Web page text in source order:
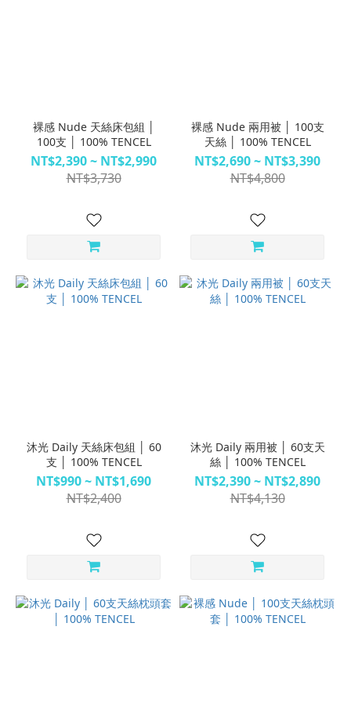
裸感 Nude 天絲床包組 │
100支 │ 100% TENCEL
NT$2,390 ~ NT$2,990
NT$3,730
裸感 Nude 兩用被 │ 100支
天絲 │ 100% TENCEL
NT$2,690 ~ NT$3,390
NT$4,800
沐光 Daily 天絲床包組 │ 60
支 │ 100% TENCEL
NT$990 ~ NT$1,690
NT$2,400
沐光 Daily 兩用被 │ 60支天
絲 │ 100% TENCEL
NT$2,390 ~ NT$2,890
NT$4,130